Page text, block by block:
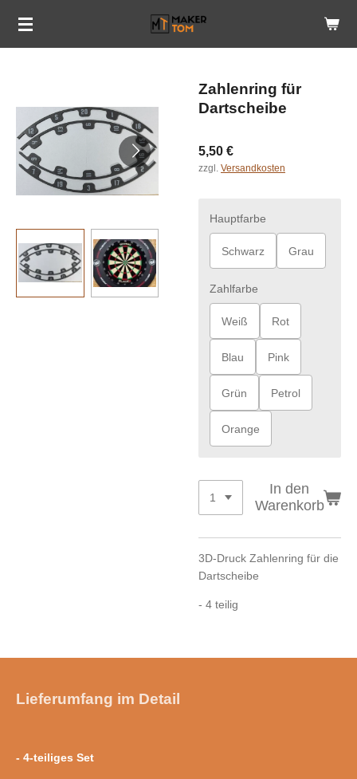
Zum
Hauptinhalt
springen
Zahlenring für
Dartscheibe
5,50 €
zzgl. Versandkosten
Hauptfarbe
Schwarz Grau
Zahlfarbe
Weiß Rot
Blau Pink
Grün Petrol
Orange
In den
Warenkorb
3D-Druck Zahlenring für die
Dartscheibe
- 4 teilig
Lieferumfang im Detail
- 4-teiliges Set